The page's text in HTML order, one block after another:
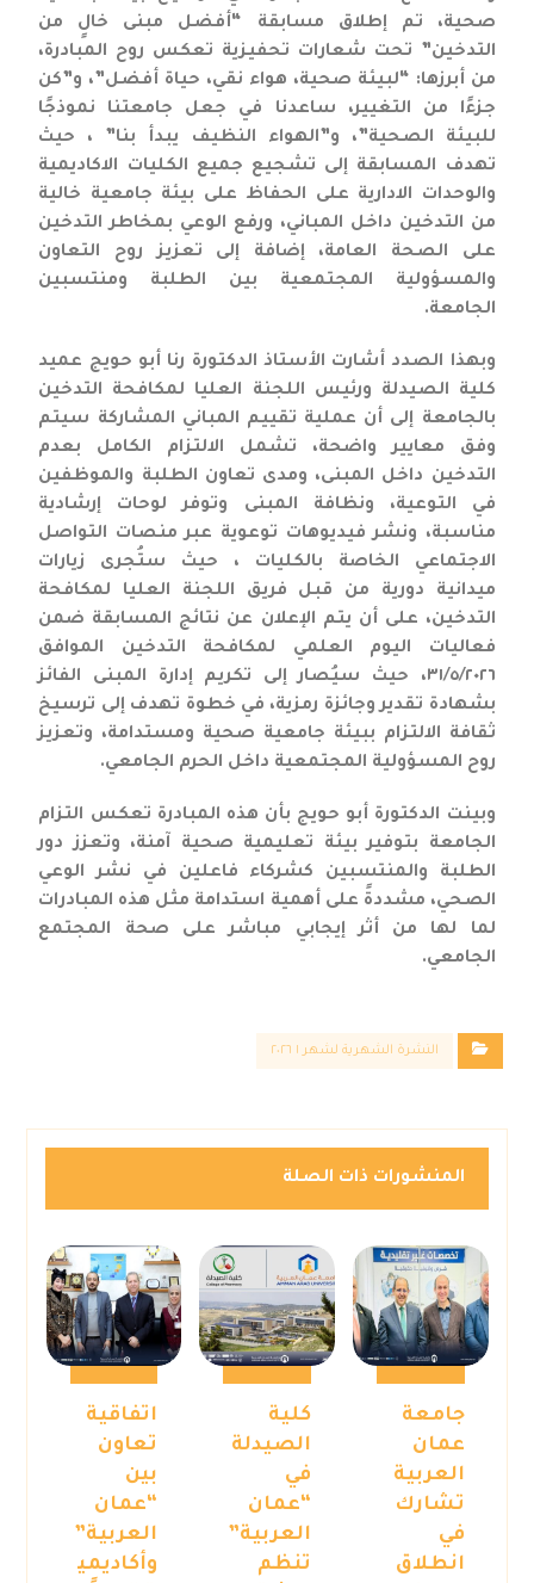
صحية، تم إطلاق مسابقة “أفضل مبنى خالٍ من
التدخين” تحت شعارات تحفيزية تعكس روح المبادرة،
من أبرزها: “لبيئة صحية، هواء نقي، حياة أفضل”، و”كن
جزءًا من التغيير، ساعدنا في جعل جامعتنا نموذجًا
للبيئة الصحية”، و”الهواء النظيف يبدأ بنا” ، حيث
تهدف المسابقة إلى تشجيع جميع الكليات الاكاديمية
والوحدات الادارية على الحفاظ على بيئة جامعية خالية
من التدخين داخل المباني، ورفع الوعي بمخاطر التدخين
على الصحة العامة، إضافة إلى تعزيز روح التعاون
والمسؤولية المجتمعية بين الطلبة ومنتسبين
الجامعة.
وبهذا الصدد أشارت الأستاذ الدكتورة رنا أبو حويج عميد
كلية الصيدلة ورئيس اللجنة العليا لمكافحة التدخين
بالجامعة إلى أن عملية تقييم المباني المشاركة سيتم
وفق معايير واضحة، تشمل الالتزام الكامل بعدم
التدخين داخل المبنى، ومدى تعاون الطلبة والموظفين
في التوعية، ونظافة المبنى وتوفر لوحات إرشادية
مناسبة، ونشر فيديوهات توعوية عبر منصات التواصل
الاجتماعي الخاصة بالكليات ، حيث ستُجرى زيارات
ميدانية دورية من قبل فريق اللجنة العليا لمكافحة
التدخين، على أن يتم الإعلان عن نتائج المسابقة ضمن
فعاليات اليوم العلمي لمكافحة التدخين الموافق
٣١/٥/٢٠٢٦، حيث سيُصار إلى تكريم إدارة المبنى الفائز
بشهادة تقدير وجائزة رمزية، في خطوة تهدف إلى ترسيخ
ثقافة الالتزام ببيئة جامعية صحية ومستدامة، وتعزيز
روح المسؤولية المجتمعية داخل الحرم الجامعي.
وبينت الدكتورة أبو حويج بأن هذه المبادرة تعكس التزام
الجامعة بتوفير بيئة تعليمية صحية آمنة، وتعزز دور
الطلبة والمنتسبين كشركاء فاعلين في نشر الوعي
الصحي، مشددةً على أهمية استدامة مثل هذه المبادرات
لما لها من أثر إيجابي مباشر على صحة المجتمع
الجامعي.
النشرة الشهرية لشهر ١ ٢٠٢٦
المنشورات ذات الصلة
جامعة
عمان
العربية
تشارك
في
انطلاق
كلية
الصيدلة
في
“عمان
العربية”
تنظم
اتفاقية
تعاون
بين
“عمان
العربية”
وأكاديمي